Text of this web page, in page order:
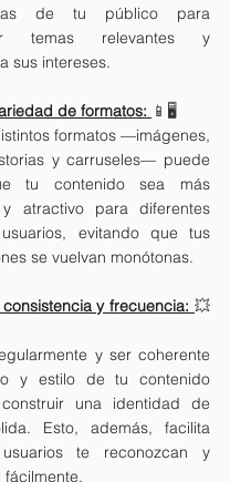
de tu público para
temas relevantes y
sus intereses.
de formatos: 📱🖥️
formatos —imágenes,
y carruseles— puede
tu contenido sea más
atractivo para diferentes
evitando que tus
se vuelvan monótonas.
y frecuencia: 💥
y ser coherente
y estilo de tu contenido
una identidad de
Esto, además, facilita
te reconozcan y